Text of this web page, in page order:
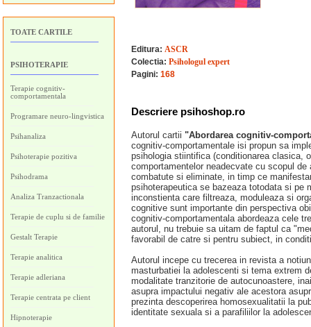
TOATE CARTILE
PSIHOTERAPIE
Terapie cognitiv-
comportamentala
Programare neuro-lingvistica
Psihanaliza
Psihoterapie pozitiva
Psihodrama
Analiza Tranzactionala
Terapie de cuplu si de familie
Gestalt Terapie
Terapie analitica
Terapie adleriana
Terapie centrata pe client
Hipnoterapie
Editura: ASCR
Colectia: Psihologul expert
Pagini: 168
Descriere psihoshop.ro
Autorul cartii "Abordarea cognitiv-
cognitiv-comportamentale isi propun sa
psihologia stiintifica (conditionarea clasica,
comportamentelor neadecvate cu scopul
combatute si eliminate, in timp ce
psihoterapeutica se bazeaza totodata si pe
inconstienta care filtreaza, moduleaza si
cognitive sunt importante din perspectiva
cognitiv-comportamentala abordeaza cele
autorul, nu trebuie sa uitam de faptul ca
favorabil de catre si pentru subiect, in
Autorul incepe cu trecerea in revista a
masturbatiei la adolescenti si tema extrem
modalitate tranzitorie de autocunoastere,
asupra impactului negativ ale acestora
prezinta descoperirea homosexualitatii la
identitate sexuala si a parafiliilor la